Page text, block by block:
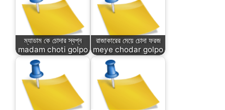
ম্যাডাম কে চোদার স্বপ্ন
madam choti golpo
রাজাকারের মেয়ে চোদা ফরজ
meye chodar golpo